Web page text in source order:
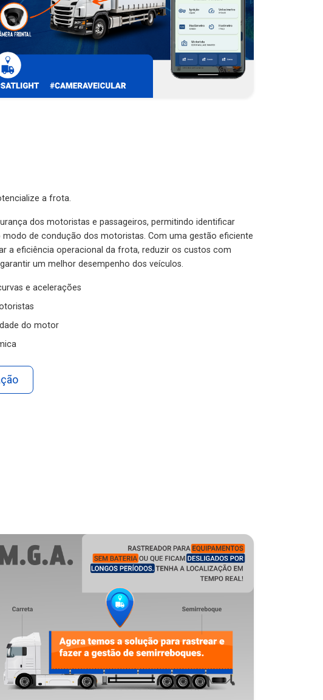
a frota.
dos motoristas e passageiros, permitindo identificar
de condução dos motoristas. Com uma gestão eficiente
a eficiência operacional da frota, reduzir os custos com
um melhor desempenho dos veículos.
e acelerações
do motor